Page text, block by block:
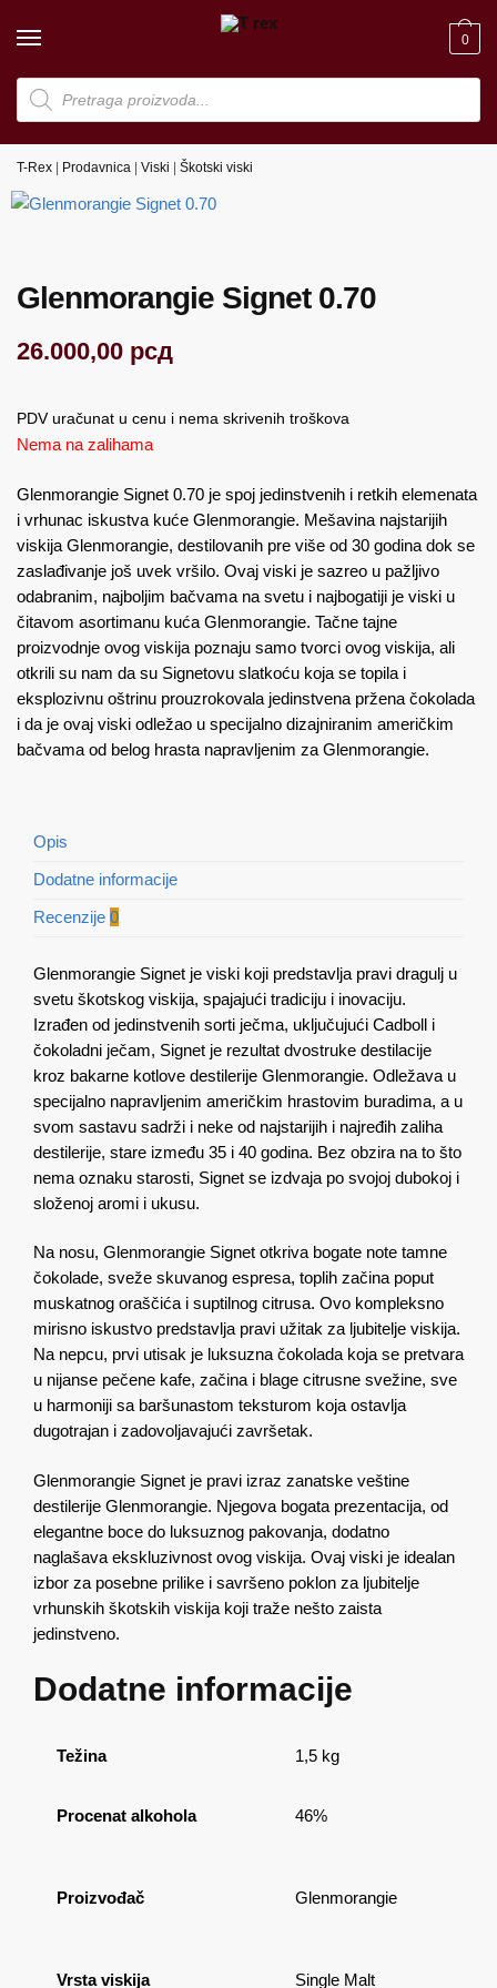
Products
search
0
T-Rex Prodavnica Viski Škotski viski
Glenmorangie Signet 0.70
26.000,00 рсд
PDV uračunat u cenu i nema skrivenih troškova
Nema na zalihama
Glenmorangie Signet 0.70 je spoj jedinstvenih i retkih elemenata
i vrhunac iskustva kuće Glenmorangie. Mešavina najstarijih
viskija Glenmorangie, destilovanih pre više od 30 godina dok se
zaslađivanje još uvek vršilo. Ovaj viski je sazreo u pažljivo
odabranim, najboljim bačvama na svetu i najbogatiji je viski u
čitavom asortimanu kuća Glenmorangie. Tačne tajne
proizvodnje ovog viskija poznaju samo tvorci ovog viskija, ali
otkrili su nam da su Signetovu slatkoću koja se topila i
eksplozivnu oštrinu prouzrokovala jedinstvena pržena čokolada
i da je ovaj viski odležao u specijalno dizajniranim američkim
bačvama od belog hrasta napravljenim za Glenmorangie.
Opis
Dodatne informacije
Recenzije 0
Glenmorangie Signet je viski koji predstavlja pravi dragulj u
svetu škotskog viskija, spajajući tradiciju i inovaciju.
Izrađen od jedinstvenih sorti ječma, uključujući Cadboll i
čokoladni ječam, Signet je rezultat dvostruke destilacije
kroz bakarne kotlove destilerije Glenmorangie. Odležava u
specijalno napravljenim američkim hrastovim buradima, a u
svom sastavu sadrži i neke od najstarijih i najređih zaliha
destilerije, stare između 35 i 40 godina. Bez obzira na to što
nema oznaku starosti, Signet se izdvaja po svojoj dubokoj i
složenoj aromi i ukusu.
Na nosu, Glenmorangie Signet otkriva bogate note tamne
čokolade, sveže skuvanog espresa, toplih začina poput
muskatnog oraščića i suptilnog citrusa. Ovo kompleksno
mirisno iskustvo predstavlja pravi užitak za ljubitelje viskija.
Na nepcu, prvi utisak je luksuzna čokolada koja se pretvara
u nijanse pečene kafe, začina i blage citrusne svežine, sve
u harmoniji sa baršunastom teksturom koja ostavlja
dugotrajan i zadovoljavajući završetak.
Glenmorangie Signet je pravi izraz zanatske veštine
destilerije Glenmorangie. Njegova bogata prezentacija, od
elegantne boce do luksuznog pakovanja, dodatno
naglašava ekskluzivnost ovog viskija. Ovaj viski je idealan
izbor za posebne prilike i savršeno poklon za ljubitelje
vrhunskih škotskih viskija koji traže nešto zaista
jedinstveno​.
Dodatne informacije
Težina 1,5 kg
Procenat alkohola 46%
Proizvođač Glenmorangie
Vrsta viskija Single Malt